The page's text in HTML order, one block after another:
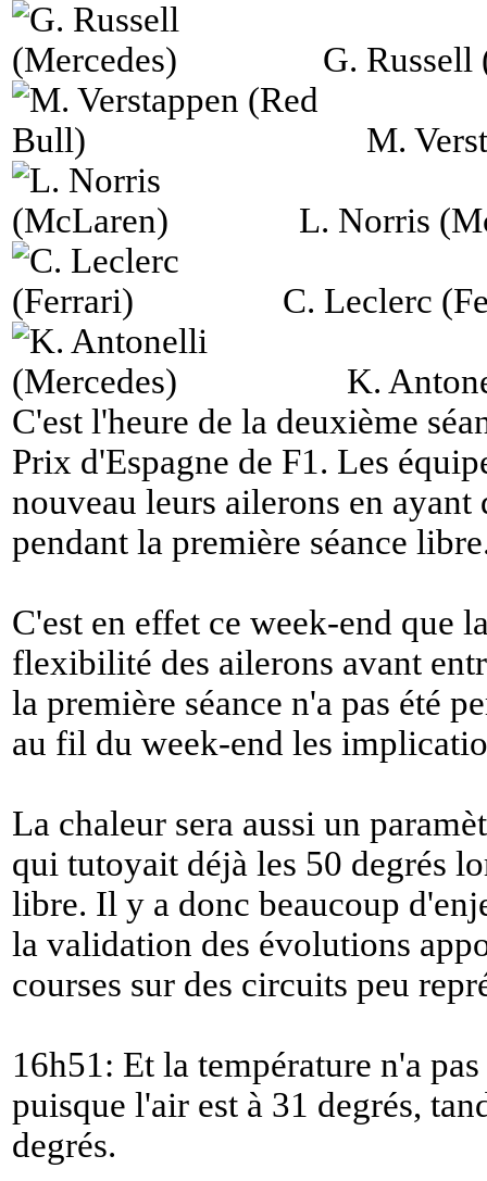
G. Russell
M.
L. Norris
C. Leclerc
K.
C'est l'heure de la deuxième
Prix d'Espagne de F1. Les
nouveau leurs ailerons en ayant
pendant la première séance
C'est en effet ce week-end que
flexibilité des ailerons avant
la première séance n'a pas été
au fil du week-end les
La chaleur sera aussi un
qui tutoyait déjà les 50 degrés
libre. Il y a donc beaucoup
la validation des évolutions
courses sur des circuits peu
16h51: Et la température n'a
puisque l'air est à 31 degrés,
degrés.